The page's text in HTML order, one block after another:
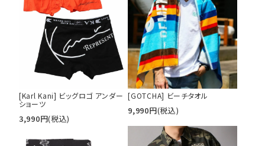
キーワードから探す
[Karl Kani] ビッグロゴ アンダー
ショーツ
3,990円(税込)
[GOTCHA] ビーチタオル
9,990円(税込)